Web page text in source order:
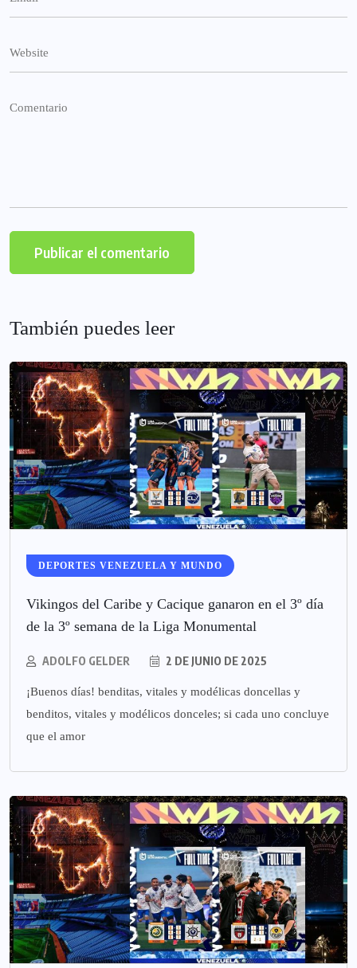
También puedes leer
DEPORTES VENEZUELA Y MUNDO
Vikingos del Caribe y Cacique ganaron en el 3º día
de la 3º semana de la Liga Monumental
ADOLFO GELDER 2 DE JUNIO DE 2025
¡Buenos días! benditas, vitales y modélicas doncellas y
benditos, vitales y modélicos donceles; si cada uno concluye
que el amor